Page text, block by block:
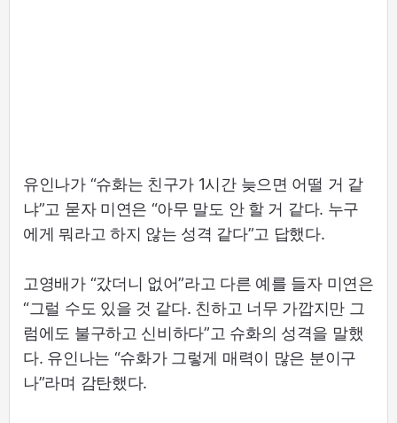
유인나가 “슈화는 친구가 1시간 늦으면 어떨 거 같
냐”고 묻자 미연은 “아무 말도 안 할 거 같다. 누구
에게 뭐라고 하지 않는 성격 같다”고 답했다.
고영배가 “갔더니 없어”라고 다른 예를 들자 미연은
“그럴 수도 있을 것 같다. 친하고 너무 가깝지만 그
럼에도 불구하고 신비하다”고 슈화의 성격을 말했
다. 유인나는 “슈화가 그렇게 매력이 많은 분이구
나”라며 감탄했다.